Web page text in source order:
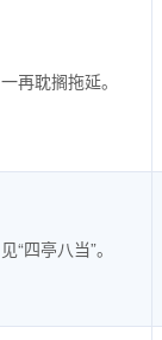
一再耽搁拖延。
见“四亭八当”。